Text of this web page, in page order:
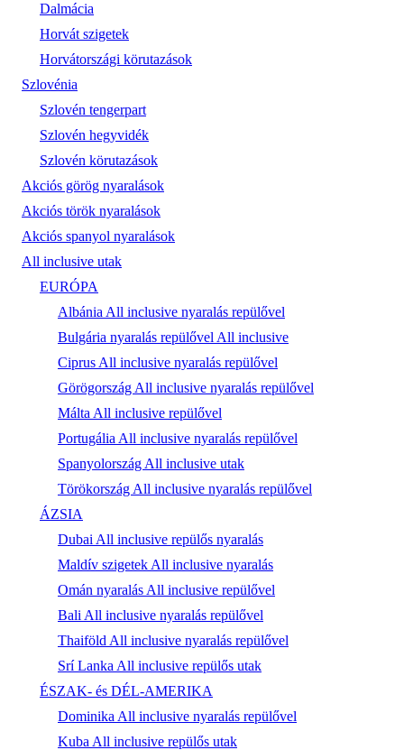
Dalmácia
Horvát szigetek
Horvátországi körutazások
Szlovénia
Szlovén tengerpart
Szlovén hegyvidék
Szlovén körutazások
Akciós görög nyaralások
Akciós török nyaralások
Akciós spanyol nyaralások
All inclusive utak
EURÓPA
Albánia All inclusive nyaralás repülővel
Bulgária nyaralás repülővel All inclusive
Ciprus All inclusive nyaralás repülővel
Görögország All inclusive nyaralás repülővel
Málta All inclusive repülővel
Portugália All inclusive nyaralás repülővel
Spanyolország All inclusive utak
Törökország All inclusive nyaralás repülővel
ÁZSIA
Dubai All inclusive repülős nyaralás
Maldív szigetek All inclusive nyaralás
Omán nyaralás All inclusive repülővel
Bali All inclusive nyaralás repülővel
Thaiföld All inclusive nyaralás repülővel
Srí Lanka All inclusive repülős utak
ÉSZAK- és DÉL-AMERIKA
Dominika All inclusive nyaralás repülővel
Kuba All inclusive repülős utak